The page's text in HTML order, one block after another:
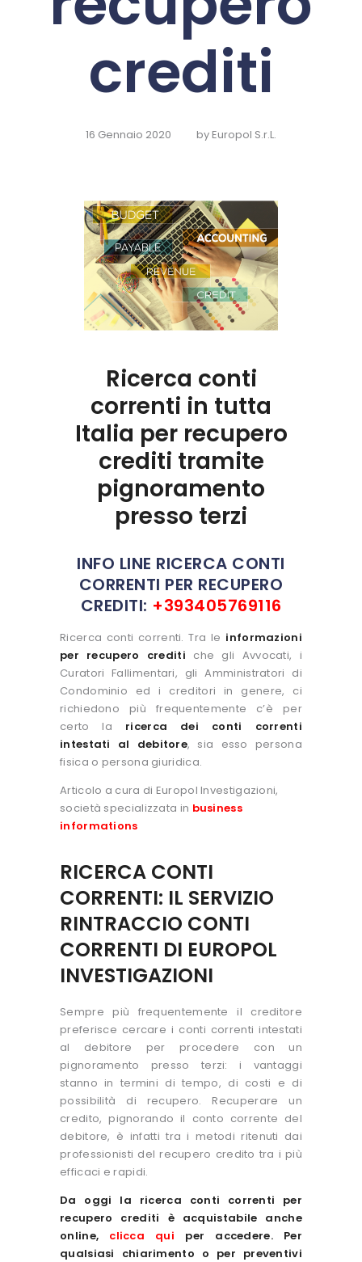
crediti
16 Gennaio 2020 by Europol S.r.L.
Ricerca conti
correnti in tutta
Italia per recupero
crediti tramite
pignoramento
presso terzi
INFO LINE RICERCA CONTI
CORRENTI PER RECUPERO
CREDITI: +393405769116
Ricerca conti correnti. Tra le informazioni
per recupero crediti che gli Avvocati, i
Curatori Fallimentari, gli Amministratori di
Condominio ed i creditori in genere, ci
richiedono più frequentemente c’è per
certo la ricerca dei conti correnti
intestati al debitore, sia esso persona
fisica o persona giuridica.
Articolo a cura di Europol Investigazioni,
società specializzata in business
informations
RICERCA CONTI
CORRENTI: IL SERVIZIO
RINTRACCIO CONTI
CORRENTI DI EUROPOL
INVESTIGAZIONI
Sempre più frequentemente il creditore
preferisce cercare i conti correnti intestati
al debitore per procedere con un
pignoramento presso terzi: i vantaggi
stanno in termini di tempo, di costi e di
possibilità di recupero. Recuperare un
credito, pignorando il conto corrente del
debitore, è infatti tra i metodi ritenuti dai
professionisti del recupero credito tra i più
efficaci e rapidi.
Da oggi la ricerca conti correnti per
recupero crediti è acquistabile anche
online, clicca qui per accedere. Per
qualsiasi chiarimento o per preventivi